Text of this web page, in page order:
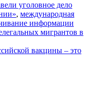
уголовное дело
, международная
информации
мигрантов в
вакцины – это